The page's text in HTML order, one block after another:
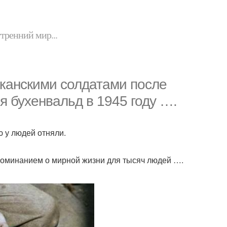
мир...
солдатами после
бухенвальд в 1945 году ….
у людей отняли.
о мирной жизни для тысяч людей ….